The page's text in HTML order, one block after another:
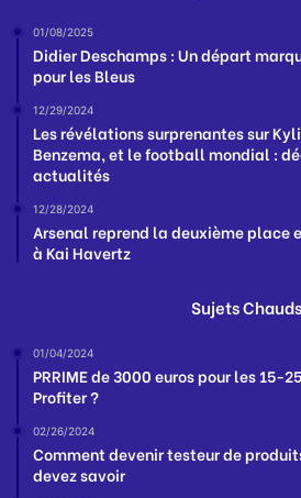
01/08/2025
Didier Deschamps : Un départ
pour les Bleus
12/29/2024
Les révélations surprenantes sur
Benzema, et le football mondial :
actualités
12/28/2024
Arsenal reprend la deuxième place
à Kai Havertz
Sujets Chauds
01/04/2024
PRRIME de 3000 euros pour les 15-
Profiter ?
02/26/2024
Comment devenir testeur de
devez savoir